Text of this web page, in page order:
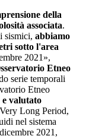
della
associata.
sismici, abbiamo
sotto l'area
2021»,
Etneo
serie temporali
Etneo
e valutato
Long Period,
nel sistema
2021,